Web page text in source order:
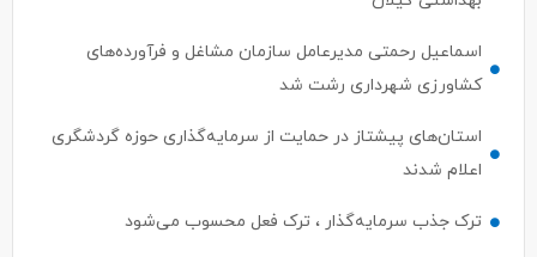
اسماعیل رحمتی مدیرعامل سازمان مشاغل و فرآورده‌های
کشاورزی شهرداری رشت شد
استان‌های پیشتاز در حمایت از سرمایه‌گذاری حوزه گردشگری
اعلام شدند
ترک جذب سرمایه‌گذار ، ترک فعل محسوب می‌شود